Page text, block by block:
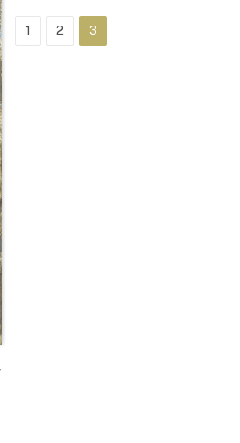
1 2 3